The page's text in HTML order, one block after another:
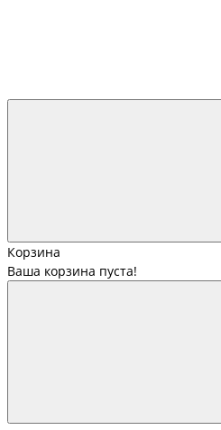
Корзина
Ваша корзина пуста!